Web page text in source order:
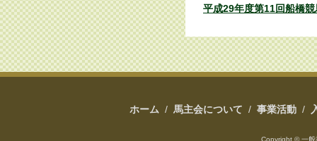
平成29年度第11回船橋
ホーム / 馬主会について / 事業活動 /
Copyright ©一般